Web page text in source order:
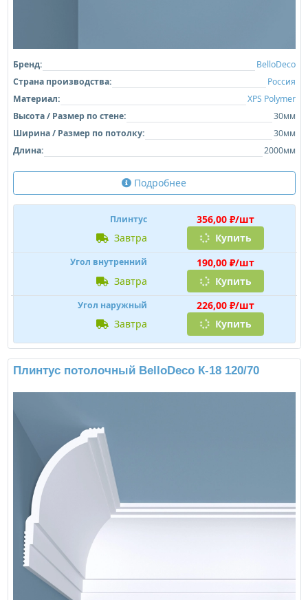
Бренд:
BelloDeco
Страна производства:
Россия
Материал:
XPS Polymer
Высота / Размер по стене:
30мм
Ширина / Размер по потолку:
30мм
Длина:
2000мм
Подробнее
Плинтус
356,00 ₽/шт
завтра
Купить
Угол внутренний
190,00 ₽/шт
завтра
Купить
Угол наружный
226,00 ₽/шт
завтра
Купить
Плинтус потолочный BelloDeco К-18 120/70